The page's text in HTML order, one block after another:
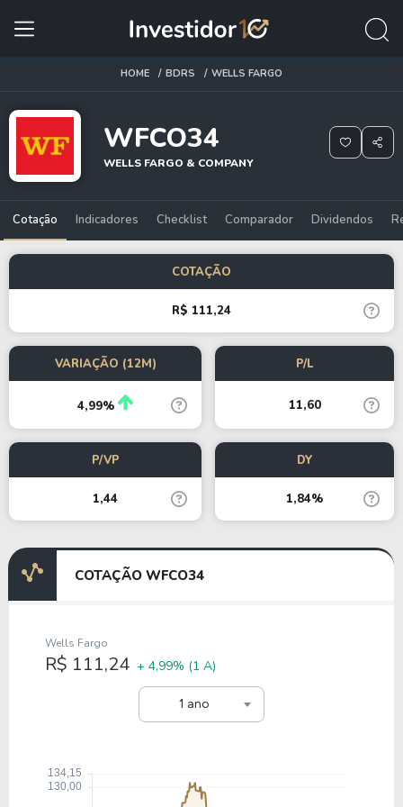
HOME BDRS WELLS FARGO
WFCO34
WELLS FARGO & COMPANY
Cotação Indicadores Checklist Comparador Dividendos
COTAÇÃO
R$ 111,24
VARIAÇÃO (12M)
4,99%
P/L
11,60
P/VP
1,44
DY
1,84%
COTAÇÃO WFCO34
1 ano
Wells Fargo
R$ 111,24 + 4,99% (1 A)